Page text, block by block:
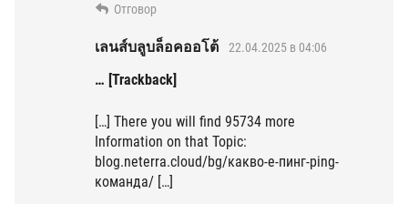
Отговор
เลนส์บลูบล็อคออโต้ 22.04.2025 в 04:06
… [Trackback]
[…] There you will find 95734 more
Information on that Topic:
blog.neterra.cloud/bg/какво-е-пинг-ping-
команда/ […]